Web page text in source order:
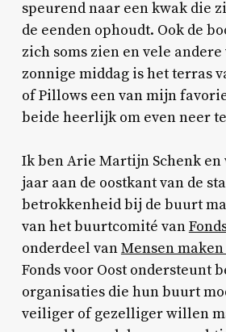
speurend naar een kwak die
de eenden ophoudt. Ook de
zich soms zien en vele andere
zonnige middag is het terras
of Pillows een van mijn
beide heerlijk om even neer
Ik ben Arie Martijn Schenk en
jaar aan de oostkant van de
betrokkenheid bij de buurt
van het buurtcomité van
onderdeel vanMensen
Fonds voor Oost ondersteunt
organisaties die hun buurt
veiliger of gezelliger willen